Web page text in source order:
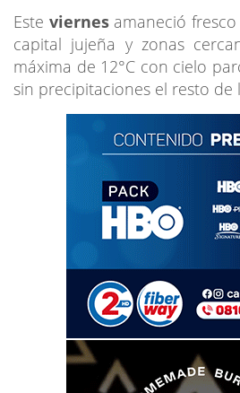
Este viernesamaneció fresco
capital jujeña y zonas
máxima de 12°C con cielo
sin precipitaciones el resto de